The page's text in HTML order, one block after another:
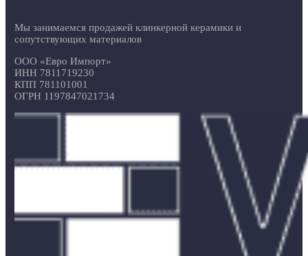
Мы занимаемся продажей клинкерной керамики и
сопутствующих материалов
ООО «Евро Импорт»
ИНН 7811719230
КПП 781101001
ОГРН 1197847021734